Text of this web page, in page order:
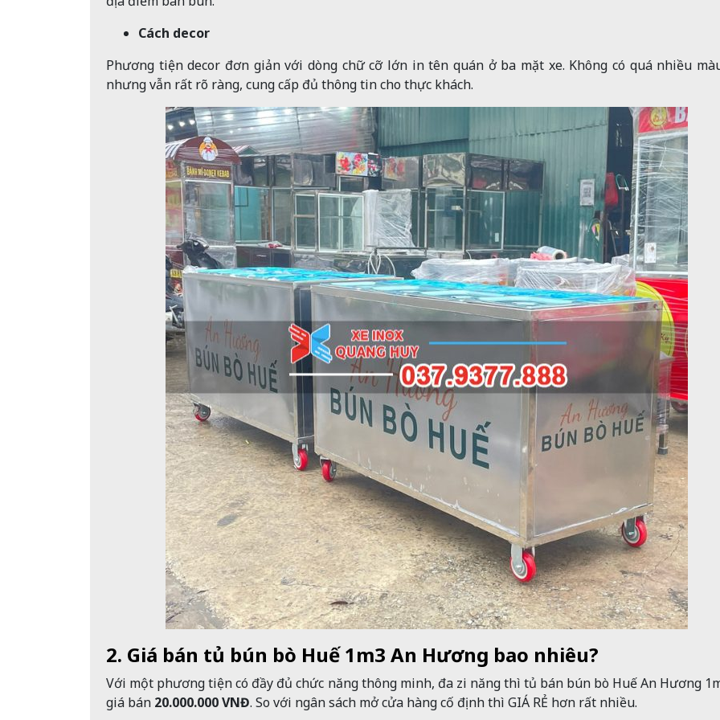
Cách decor
Phương tiện decor đơn giản với dòng chữ cỡ lớn in tên quán ở ba mặt xe. Không có quá nhiều
nhưng vẫn rất rõ ràng, cung cấp đủ thông tin cho thực khách.
2. Giá bán tủ bún bò Huế 1m3 An Hương bao nhiêu?
Với một phương tiện có đầy đủ chức năng thông minh, đa zi năng thì tủ bán bún bò Huế An Hương
giá bán 20.000.000 VNĐ. So với ngân sách mở cửa hàng cố định thì GIÁ RẺ hơn rất nhiều.